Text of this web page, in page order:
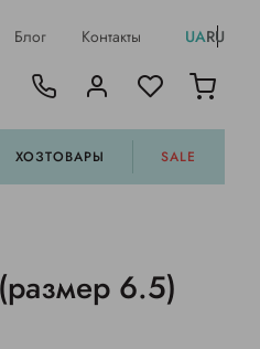
Блог Контакты UARU
ХОЗТОВАРЫ SALE
6.5)